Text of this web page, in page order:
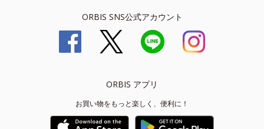
ORBIS SNS公式アカウント
ORBIS アプリ
お買い物をもっと楽しく、便利に！